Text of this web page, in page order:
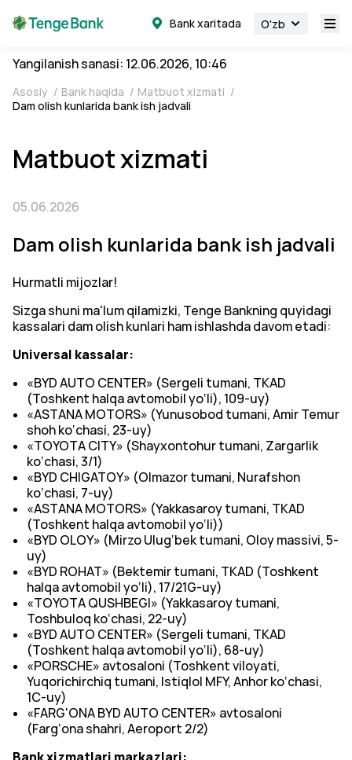
Bank xaritada O'zb
Yangilanish sanasi: 12.06.2026, 10:46
Asosiy / Bank haqida / Matbuot xizmati /
Dam olish kunlarida bank ish jadvali
Matbuot xizmati
05.06.2026
Dam olish kunlarida bank ish jadvali
Hurmatli mijozlar!
Sizga shuni ma'lum qilamizki, Tenge Bankning quyidagi
kassalari dam olish kunlari ham ishlashda davom etadi:
Universal kassalar:
«BYD AUTO CENTER» (Sergeli tumani, TKAD
(Toshkent halqa avtomobil yo‘li), 109-uy)
«ASTANA MOTORS» (Yunusobod tumani, Amir Temur
shoh ko‘chasi, 23-uy)
«TOYOTA CITY» (Shayxontohur tumani, Zargarlik
ko‘chasi, 3/1)
«BYD CHIGATOY» (Olmazor tumani, Nurafshon
ko‘chasi, 7-uy)
«ASTANA MOTORS» (Yakkasaroy tumani, TKAD
(Toshkent halqa avtomobil yo‘li))
«BYD OLOY» (Mirzo Ulug‘bek tumani, Oloy massivi, 5-
uy)
«BYD ROHAT» (Bektemir tumani, TKAD (Toshkent
halqa avtomobil yo‘li), 17/21G-uy)
«TOYOTA QUSHBEGI» (Yakkasaroy tumani,
Toshbuloq ko‘chasi, 22-uy)
«BYD AUTO CENTER» (Sergeli tumani, TKAD
(Toshkent halqa avtomobil yo‘li), 68-uy)
«PORSCHE» avtosaloni (Toshkent viloyati,
Yuqorichirchiq tumani, Istiqlol MFY, Anhor ko‘chasi,
1C-uy)
«FARG'ONA BYD AUTO CENTER» avtosaloni
(Farg‘ona shahri, Aeroport 2/2)